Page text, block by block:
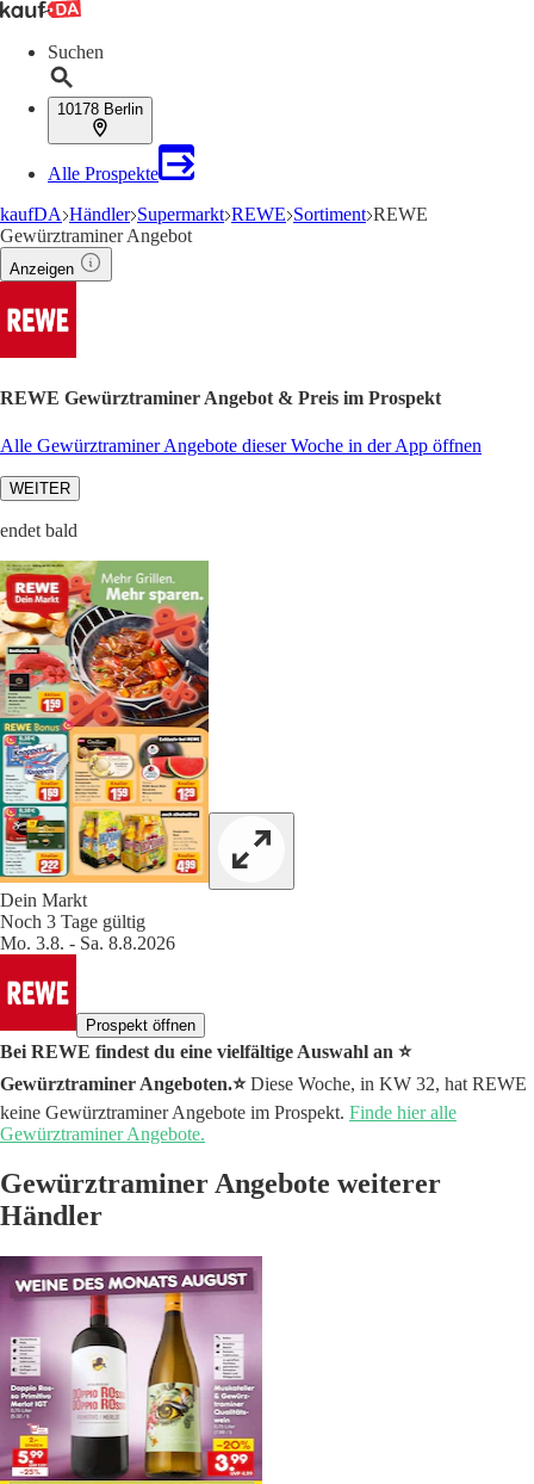
Suchen
10178 Berlin
Alle Prospekte
kaufDA Händler Supermarkt REWE Sortiment REWE
Gewürztraminer Angebot
Anzeigen
REWE Gewürztraminer Angebot & Preis im Prospekt
Alle Gewürztraminer Angebote dieser Woche in der App öffnen
WEITER
endet bald
Dein Markt
Noch 3 Tage gültig
Mo. 3.8. - Sa. 8.8.2026
Prospekt öffnen
Bei REWE findest du eine vielfältige Auswahl an ⭐️
Gewürztraminer Angeboten.⭐️Diese Woche, in KW 32, hat REWE
keine Gewürztraminer Angebote im Prospekt. Finde hier alle
Gewürztraminer Angebote.
Gewürztraminer Angebote weiterer
Händler